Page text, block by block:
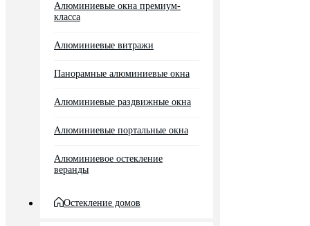
Алюминиевые окна премиум-
класса
Алюминиевые витражи
Панорамные алюминиевые окна
Алюминиевые раздвижные окна
Алюминиевые портальные окна
Алюминиевое остекление
веранды
Остекление домов